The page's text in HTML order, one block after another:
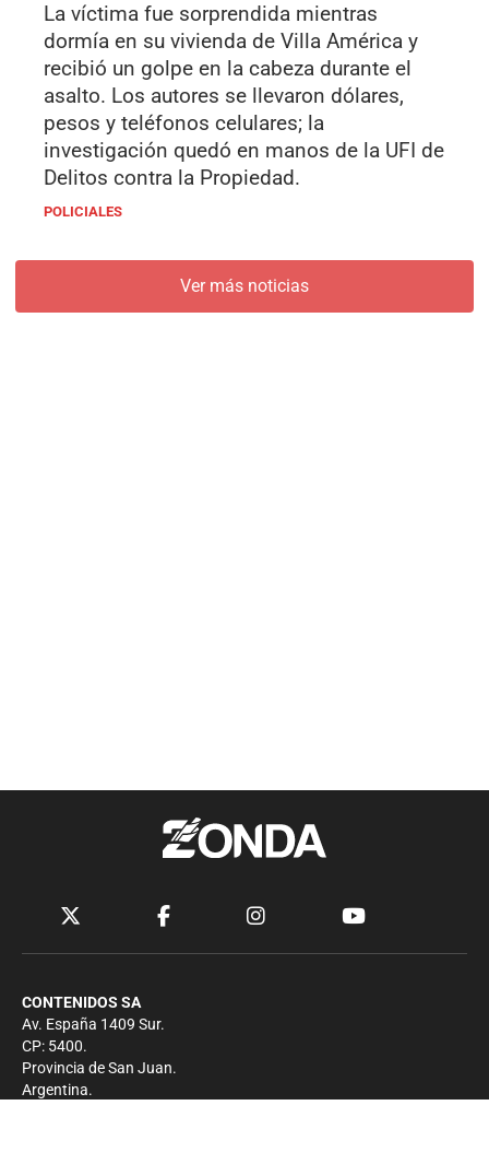
La víctima fue sorprendida mientras
dormía en su vivienda de Villa América y
recibió un golpe en la cabeza durante el
asalto. Los autores se llevaron dólares,
pesos y teléfonos celulares; la
investigación quedó en manos de la UFI de
Delitos contra la Propiedad.
POLICIALES
Ver más noticias
CONTENIDOS SA
Av. España 1409 Sur.
CP: 5400.
Provincia de San Juan.
Argentina.